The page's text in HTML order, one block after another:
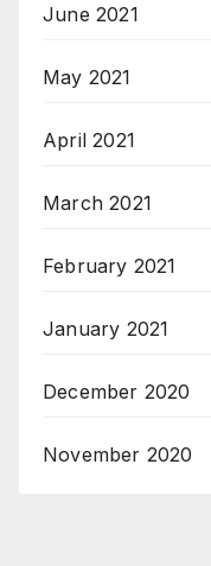
June 2021
May 2021
April 2021
March 2021
February 2021
January 2021
December 2020
November 2020